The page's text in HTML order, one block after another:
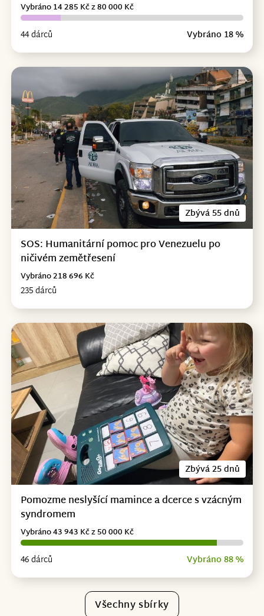
44 dárců Vybráno 18 %
Vybráno 14 285 Kč z 80 000 Kč
Zbývá 55 dnů
SOS: Humanitární pomoc pro Venezuelu po
ničivém zemětřesení
235 dárců
Vybráno 218 696 Kč
Zbývá 25 dnů
Pomozme neslyšící mamince a dcerce s vzácným
syndromem
46 dárců Vybráno 88 %
Vybráno 43 943 Kč z 50 000 Kč
Všechny sbírky